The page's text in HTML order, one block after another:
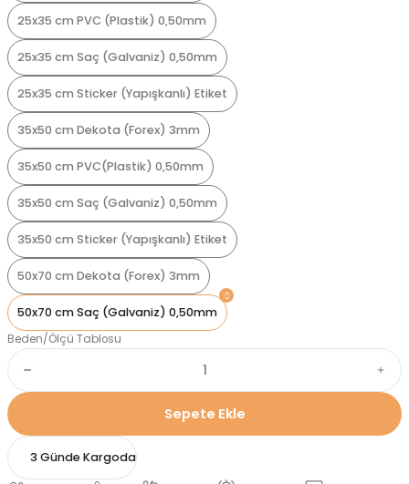
25x35 cm PVC (Plastik) 0,50mm
25x35 cm Saç (Galvaniz) 0,50mm
25x35 cm Sticker (Yapışkanlı) Etiket
35x50 cm Dekota (Forex) 3mm
35x50 cm PVC(Plastik) 0,50mm
35x50 cm Saç (Galvaniz) 0,50mm
35x50 cm Sticker (Yapışkanlı) Etiket
50x70 cm Dekota (Forex) 3mm
50x70 cm Saç (Galvaniz) 0,50mm
Beden/Ölçü Tablosu
Sepete Ekle
3 Günde Kargoda